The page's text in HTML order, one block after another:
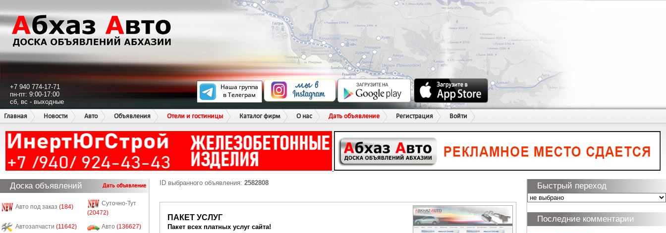
+7 940 774-17-71
пн-пт: 9:00-17:00
сб, вс - выходные
Главная
Новости Авто Объявления Отели и гостиницы Каталог фирм О нас Дать объявление Регистрация Войти
Доска объявлений Дать объявление
Авто под заказ (184)
Суточно-Тут
(20472)
Автозапчасти (11642) Авто (136627)
ID выбранного объявления: 2582808
ПАКЕТ УСЛУГ
Пакет всех платных услуг сайта!
Быстрый переход
Последние комментарии